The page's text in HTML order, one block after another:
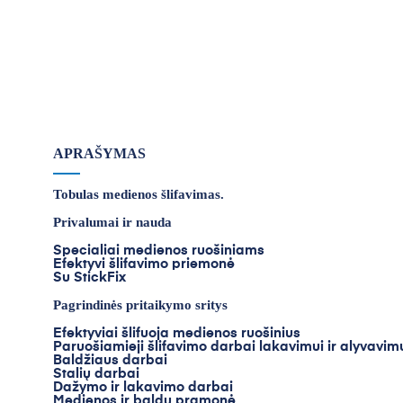
APRAŠYMAS
Tobulas medienos šlifavimas.
Privalumai ir nauda
Specialiai medienos ruošiniams
Efektyvi šlifavimo priemonė
Su StickFix
Pagrindinės pritaikymo sritys
Efektyviai šlifuoja medienos ruošinius
Paruošiamieji šlifavimo darbai lakavimui ir
Baldžiaus darbai
Stalių darbai
Dažymo ir lakavimo darbai